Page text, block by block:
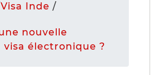
Visa Inde /
nouvelle
électronique ?